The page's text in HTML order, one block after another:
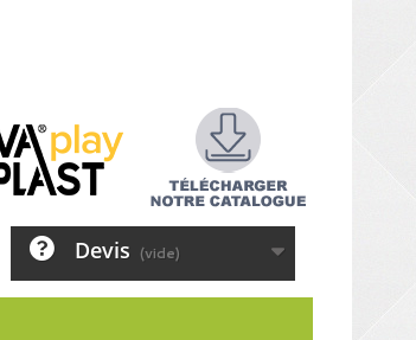
Devis (vide)